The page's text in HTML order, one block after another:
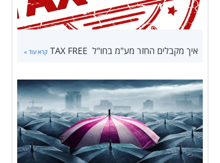
איך מקבלים החזר מע"מ בחו"ל TAX FREE קרא עוד »